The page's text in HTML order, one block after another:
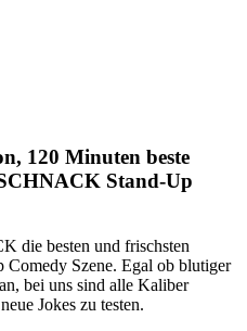
120 Minuten beste
Stand-Up
die besten und frischsten
Comedy Szene. Egal ob blutiger
bei uns sind alle Kaliber
Jokes zu testen.